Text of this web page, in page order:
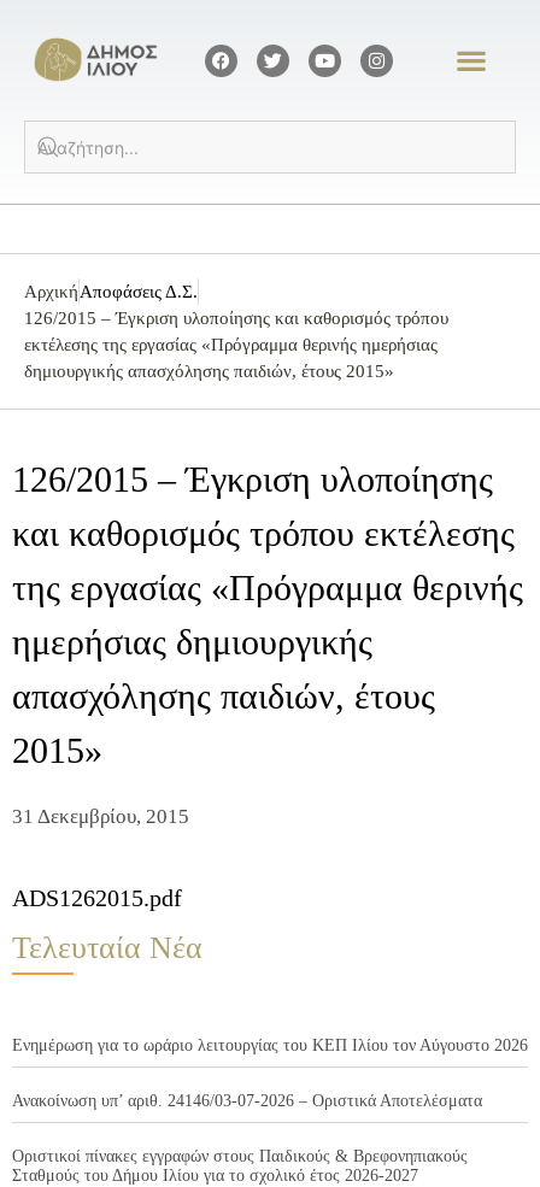
ΑρχικήΑποφάσεις Δ.Σ.
126/2015 – Έγκριση υλοποίησης και καθορισμός τρόπου
εκτέλεσης της εργασίας «Πρόγραμμα θερινής ημερήσιας
δημιουργικής απασχόλησης παιδιών, έτους 2015»
126/2015 – Έγκριση υλοποίησης
και καθορισμός τρόπου εκτέλεσης
της εργασίας «Πρόγραμμα θερινής
ημερήσιας δημιουργικής
απασχόλησης παιδιών, έτους
2015»
31 Δεκεμβρίου, 2015
ADS1262015.pdf
Τελευταία Νέα
Ενημέρωση για το ωράριο λειτουργίας του ΚΕΠ Ιλίου τον Αύγουστο 2026
Ανακοίνωση υπ’ αριθ. 24146/03-07-2026 – Οριστικά Αποτελέσματα
Οριστικοί πίνακες εγγραφών στους Παιδικούς & Βρεφονηπιακούς
Σταθμούς του Δήμου Ιλίου για το σχολικό έτος 2026-2027